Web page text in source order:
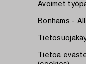
Avoimet
Bonhams -
Tietoa